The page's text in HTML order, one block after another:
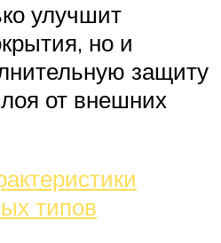
улучшит
но и
защиту
от внешних
типов